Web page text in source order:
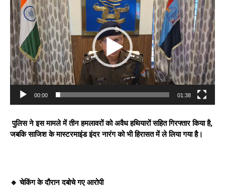
d
e
o
P
a
y
r
00:00 01:38
पुलिस ने इस मामले में तीन हमलावरों को अवैध हथियारों सहित गिरफ्तार किया है,
जबकि साजिश के मास्टरमाइंड इंदर नारंग को भी हिरासत में ले लिया गया है।
🔹 चेकिंग के दौरान दबोचे गए आरोपी